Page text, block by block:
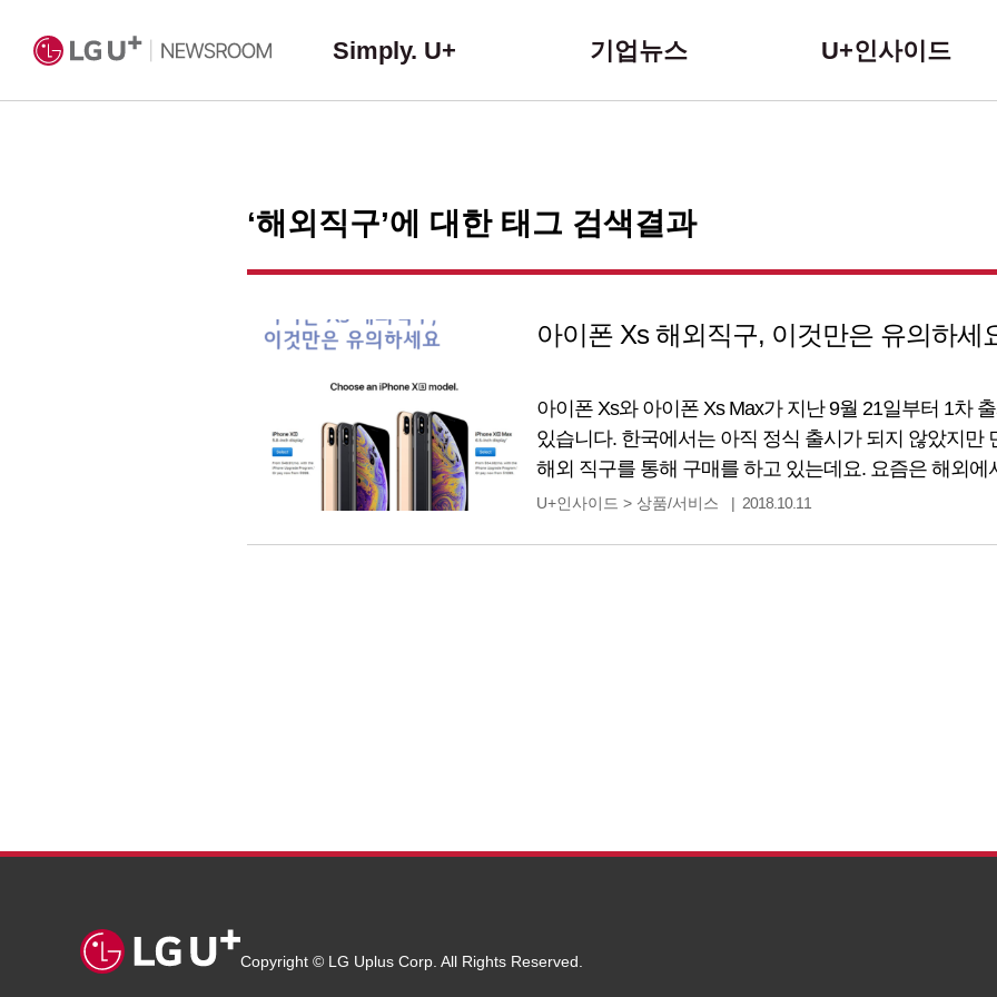
Simply. U+ 기업뉴스 U+인사이드
‘해외직구’에 대한 태그 검색결과
아이폰 Xs 해외직구, 이것만은 유의하세
아이폰 Xs와 아이폰 Xs Max가 지난 9월 21일부터 1차
있습니다. 한국에서는 아직 정식 출시가 되지 않았지만
해외 직구를 통해 구매를 하고 있는데요. 요즘은 해외
편이고 국내 쇼핑몰에서도 해외 직구 제품을 판매하고
U+인사이드 > 상품/서비스 2018.10.11
Copyright © LG Uplus Corp. All Rights Reserved.